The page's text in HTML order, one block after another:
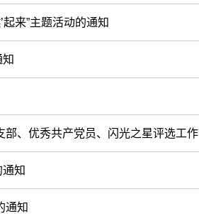
来”主题活动的通知
优秀共产党员、闪光之星评选工作的通知
知
通知